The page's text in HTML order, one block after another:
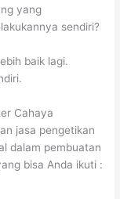
yang
sendiri?
baik lagi.
Cahaya
jasa pengetikan
dalam pembuatan
bisa Anda ikuti :